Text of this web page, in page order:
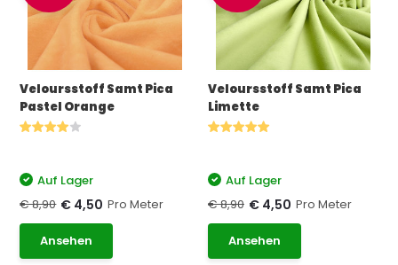
Veloursstoff Samt Pica
Pastel Orange
Auf Lager
€ 8,90 € 4,50 Pro Meter
Ansehen
Veloursstoff Samt Pica
Limette
Auf Lager
€ 8,90 € 4,50 Pro Meter
Ansehen